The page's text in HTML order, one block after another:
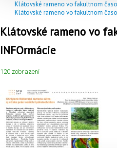
Klátovské rameno vo fakultnom
Klátovské rameno vo fakultnom
Klátovské rameno vo
INFOrmácie
120 zobrazení